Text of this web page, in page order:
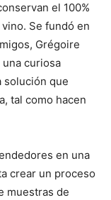
el 100%
Se fundó en
Grégoire
curiosa
solución que
tal como hacen
en una
crear un proceso
muestras de